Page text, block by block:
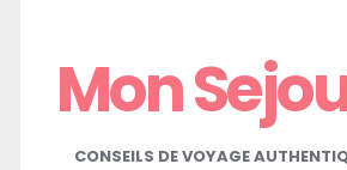
Mon
CONSEILS DE VOYAGE